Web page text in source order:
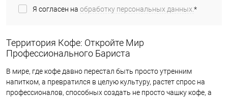
Я согласен на обработку персональных данных.*
Территория Кофе: Откройте Мир
Профессионального Бариста
В мире, где кофе давно перестал быть просто утренним
напитком, а превратился в целую культуру, растет спрос на
профессионалов, способных создать не просто чашку кофе, а